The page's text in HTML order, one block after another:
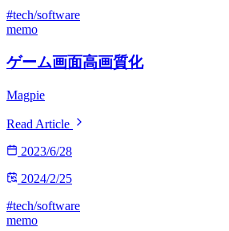
#tech/software
memo
ゲーム画面高画質化
Magpie
Read Article
2023/6/28
2024/2/25
#tech/software
memo